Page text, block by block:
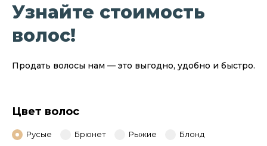
Узнайте стоимость
волос!
Продать волосы нам — это выгодно, удобно и быстро.
Цвет волос
Русые Брюнет Рыжие Блонд